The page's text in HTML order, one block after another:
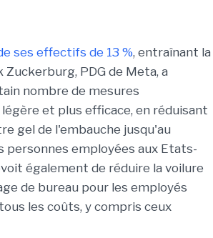
ses effectifs de 13 %, entraînant la
Zuckerburg, PDG de Meta, a
nombre de mesures
et plus efficace, en réduisant
gel de l'embauche jusqu'au
employées aux Etats-
également de réduire la voilure
de bureau pour les employés
les coûts, y compris ceux